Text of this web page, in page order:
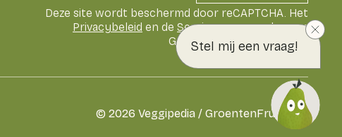
Stel mij een vraag!
Deze site wordt beschermd door reCAPTCHA. Het
Privacybeleid en de Servicevoorwaardenvan
Google zijn van toepassing
© 2026 Veggipedia / GroentenFruit Huis